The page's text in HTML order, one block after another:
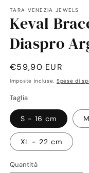
finestra
modale
TARA VENEZIA JEWELS
Keval
Diaspro
Prezzo
di
€59,90 EUR
Imposte incluse. Spese di
Taglia
S - 16 cm
XL - 22 cm
Quantità
Quantità